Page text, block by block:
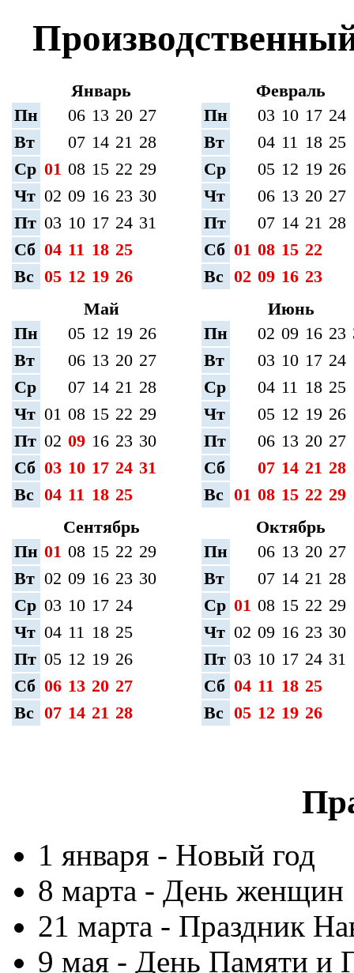
Январь
Пн
06 13 20 27
Вт
07 14 21 28
Ср 01 08 15 22 29
Чт 02 09 16 23 30
Пт 03 10 17 24 31
Сб 04 11 18 25
Вс 05 12 19 26
Февраль
Пн
03 10 17 24
Вт
04 11 18 25
Ср
05 12 19 26
Чт
06 13 20 27
Пт
07 14 21 28
Сб 01 08 15 22
Вс 02 09 16 23
Май
Пн
05 12 19 26
Вт
06 13 20 27
Ср
07 14 21 28
Чт 01 08 15 22 29
Пт 02 09 16 23 30
Сб 03 10 17 24 31
Вс 04 11 18 25
Июнь
Пн
02 09 16 23
Вт
03 10 17 24
Ср
04 11 18 25
Чт
05 12 19 26
Пт
06 13 20 27
Сб
07 14 21 28
Вс 01 08 15 22 29
Сентябрь
Пн 01 08 15 22 29
Вт 02 09 16 23 30
Ср 03 10 17 24
Чт 04 11 18 25
Пт 05 12 19 26
Сб 06 13 20 27
Вс 07 14 21 28
Октябрь
Пн
06 13 20 27
Вт
07 14 21 28
Ср 01 08 15 22 29
Чт 02 09 16 23 30
Пт 03 10 17 24 31
Сб 04 11 18 25
Вс 05 12 19 26
1 января - Новый год
8 марта - День женщин
21 марта - Праздник
9 мая - День Памяти и